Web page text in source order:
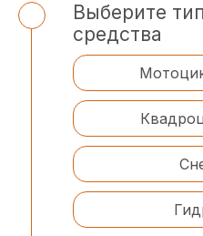
Выберите
средства